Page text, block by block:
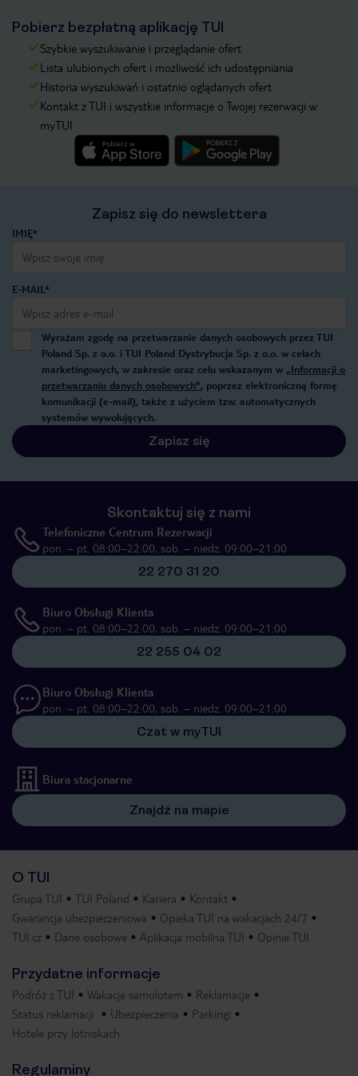
Pobierz bezpłatną aplikację TUI
Szybkie wyszukiwanie i przeglądanie ofert
Lista ulubionych ofert i możliwość ich udostępniania
Historia wyszukiwań i ostatnio oglądanych ofert
Kontakt z TUI i wszystkie informacje o Twojej rezerwacji w
myTUI
Zapisz się do newslettera
IMIĘ*
E-MAIL*
Wyrażam zgodę na przetwarzanie danych osobowych przez TUI
Poland Sp. z o.o. i TUI Poland Dystrybucja Sp. z o.o. w celach
marketingowych, w zakresie oraz celu wskazanym w „Informacji o
przetwarzaniu danych osobowych”, poprzez elektroniczną formę
komunikacji (e-mail), także z użyciem tzw. automatycznych
systemów wywołujących.
Zapisz się
Skontaktuj się z nami
Telefoniczne Centrum Rezerwacji
pon. – pt. 08:00–22:00, sob. – niedz. 09:00–21:00
22 270 31 20
Biuro Obsługi Klienta
pon. – pt. 08:00–22:00, sob. – niedz. 09:00–21:00
22 255 04 02
Biuro Obsługi Klienta
pon. – pt. 08:00–22:00, sob. – niedz. 09:00–21:00
Czat w myTUI
Biura stacjonarne
Znajdź na mapie
O TUI
Grupa TUI TUI Poland Kariera
Kontakt
Gwarancja ubezpieczeniowa
Opieka TUI na wakacjach 24/7
TUI.cz
Dane osobowe Aplikacja mobilna TUI Opinie TUI
Przydatne informacje
Podróż z TUI Wakacje samolotem
Reklamacje
Status reklamacji
Ubezpieczenia
Parkingi
Hotele przy lotniskach
Regulaminy